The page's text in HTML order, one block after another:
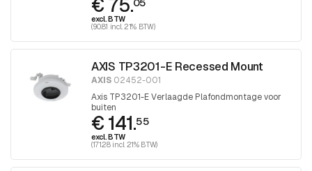
€ 75.
excl. BTW
(90.81 incl. 21% BTW)
AXIS TP3201-E Recessed Mount
AXIS 02452-001
Axis TP3201-E Verlaagde Plafondmontage voor
buiten
€ 141.55
excl. BTW
(171.28 incl. 21% BTW)